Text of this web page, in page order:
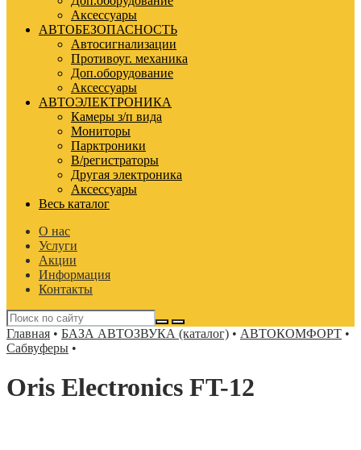
Аксессуары
АВТОБЕЗОПАСНОСТЬ
Автосигнализации
Противоуг. механика
Доп.оборудование
Аксессуары
АВТОЭЛЕКТРОНИКА
Камеры з/п вида
Мониторы
Парктроники
В/регистраторы
Другая электроника
Аксессуары
Весь каталог
О нас
Услуги
Акции
Информация
Контакты
Главная • БАЗА АВТОЗВУКА (каталог) • АВТОКОМФОРТ •
Сабвуферы •
Oris Electronics FT-12